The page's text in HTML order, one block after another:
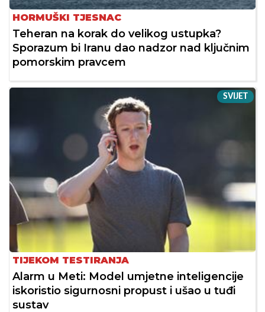
HORMUŠKI TJESNAC
Teheran na korak do velikog ustupka?
Sporazum bi Iranu dao nadzor nad ključnim
pomorskim pravcem
SVIJET
TIJEKOM TESTIRANJA
Alarm u Meti: Model umjetne inteligencije
iskoristio sigurnosni propust i ušao u tuđi
sustav